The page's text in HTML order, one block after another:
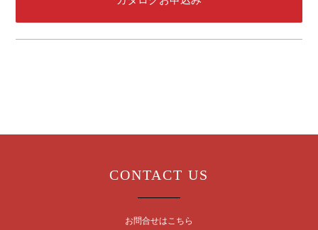
CONTACT US
お問合せはこちら